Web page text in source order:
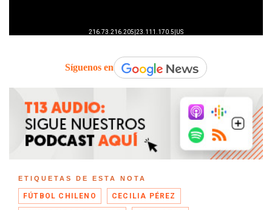
Síguenos en
ETIQUETAS DE ESTA NOTA
FÚTBOL CHILENO CECILIA PÉREZ